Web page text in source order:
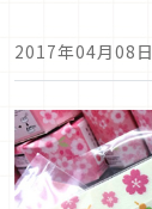
2017年04月08日